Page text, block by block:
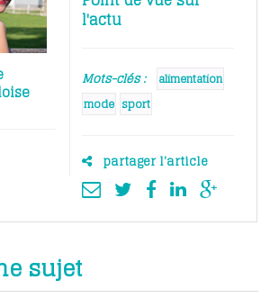
l'actu
Mots-clés :
alimentation
mode sport
partager l'article
sujet